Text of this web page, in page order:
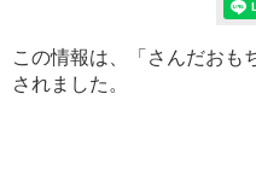
この情報は、「さんだおも
されました。